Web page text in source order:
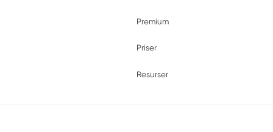
Premium
Priser
Resurser